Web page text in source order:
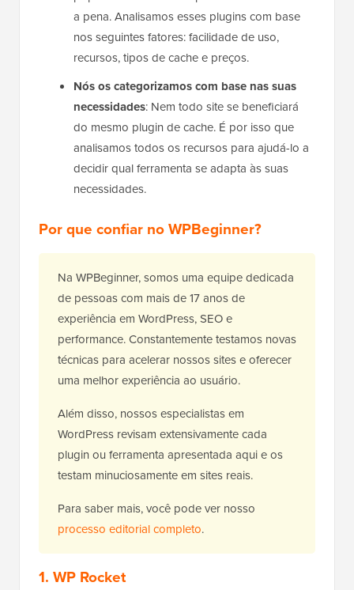
a pena. Analisamos esses plugins com base
nos seguintes fatores: facilidade de uso,
recursos, tipos de cache e preços.
Nós os categorizamos com base nas suas
necessidades: Nem todo site se beneficiará
do mesmo plugin de cache. É por isso que
analisamos todos os recursos para ajudá-lo a
decidir qual ferramenta se adapta às suas
necessidades.
Por que confiar no WPBeginner?
Na WPBeginner, somos uma equipe dedicada
de pessoas com mais de 17 anos de
experiência em WordPress, SEO e
performance. Constantemente testamos novas
técnicas para acelerar nossos sites e oferecer
uma melhor experiência ao usuário.
Além disso, nossos especialistas em
WordPress revisam extensivamente cada
plugin ou ferramenta apresentada aqui e os
testam minuciosamente em sites reais.
Para saber mais, você pode ver nosso
processo editorial completo.
1. WP Rocket